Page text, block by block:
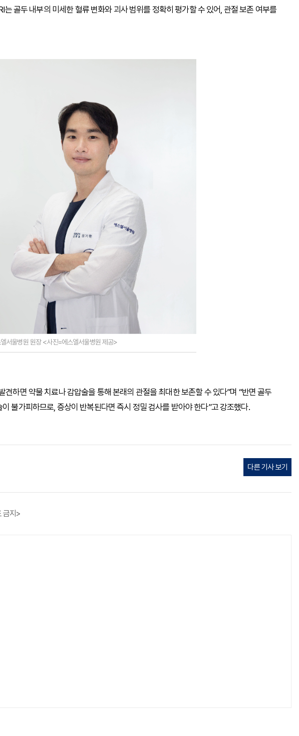
골두 내부의 미세한 혈류 변화와 괴사 범위를 정확히 평가할 수 있어, 관절 보존 여부를
서울병원 원장 <사진=에스엘서울병원 제공>
견하면 약물 치료나 감압술을 통해 본래의 관절을 최대한 보존할 수 있다”며 “반면 골두
불가피하므로, 증상이 반복된다면 즉시 정밀 검사를 받아야 한다”고 강조했다.
다른 기사 보기
금지>